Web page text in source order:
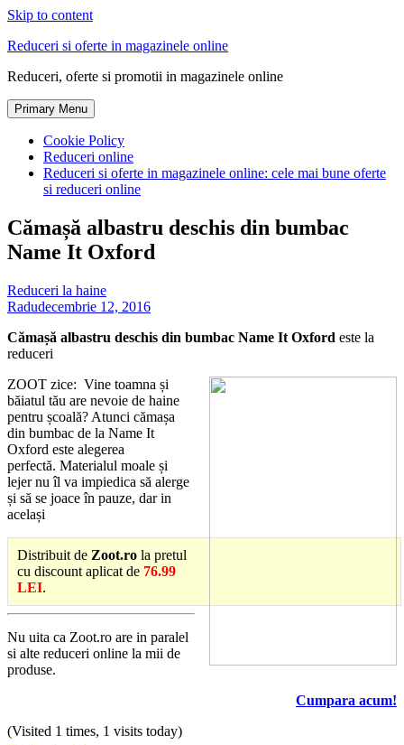
Skip to content
Reduceri si oferte in magazinele online
Reduceri, oferte si promotii in magazinele online
Primary Menu
Cookie Policy
Reduceri online
Reduceri si oferte in magazinele online: cele mai bune oferte
si reduceri online
Cămașă albastru deschis din bumbac
Name It Oxford
Reduceri la haine
Radudecembrie 12, 2016
Cămașă albastru deschis din bumbac Name It Oxford este la
reduceri
ZOOT zice: Vine toamna și
băiatul tău are nevoie de haine
pentru școală? Atunci cămașa
din bumbac de la Name It
Oxford este alegerea
perfectă. Materialul moale și
lejer nu îl va impiedica să alerge
și să se joace în pauze, dar in
același
Distribuit de Zoot.ro la pretul
cu discount aplicat de 76.99
LEI.
Nu uita ca Zoot.ro are in paralel
si alte reduceri online la mii de
produse.
Cumpara acum!
(Visited 1 times, 1 visits today)